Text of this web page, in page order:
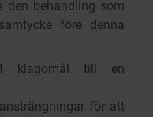
den behandling som
före denna
till en
för att